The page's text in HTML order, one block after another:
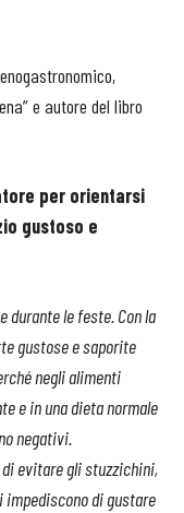
e autore del libro
per orientarsi
gustoso e
durante le feste. Con la
gustose e saporite
negli alimenti
e in una dieta normale
negativi.
evitare gli stuzzichini,
di gustare